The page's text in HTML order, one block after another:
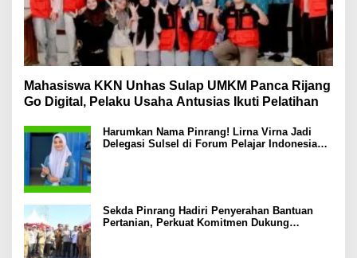
Mahasiswa KKN Unhas Sulap UMKM Panca Rijang
Go Digital, Pelaku Usaha Antusias Ikuti Pelatihan
Harumkan Nama Pinrang! Lirna Virna Jadi
Delegasi Sulsel di Forum Pelajar Indonesia
Sekda Pinrang Hadiri Penyerahan Bantuan
Pertanian, Perkuat Komitmen Dukung